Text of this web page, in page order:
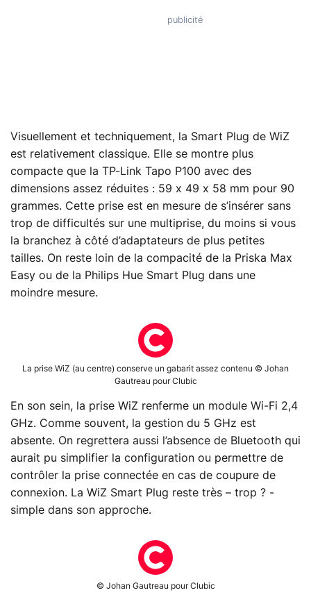
Visuellement et techniquement, la Smart Plug de WiZ
est relativement classique. Elle se montre plus
compacte que la TP-Link Tapo P100 avec des
dimensions assez réduites : 59 x 49 x 58 mm pour 90
grammes. Cette prise est en mesure de s’insérer sans
trop de difficultés sur une multiprise, du moins si vous
la branchez à côté d’adaptateurs de plus petites
tailles. On reste loin de la compacité de la Priska Max
Easy ou de la Philips Hue Smart Plug dans une
moindre mesure.
La prise WiZ (au centre) conserve un gabarit assez contenu © Johan
Gautreau pour Clubic
En son sein, la prise WiZ renferme un module Wi-Fi 2,4
GHz. Comme souvent, la gestion du 5 GHz est
absente. On regrettera aussi l’absence de Bluetooth qui
aurait pu simplifier la configuration ou permettre de
contrôler la prise connectée en cas de coupure de
connexion. La WiZ Smart Plug reste très – trop ? -
simple dans son approche.
© Johan Gautreau pour Clubic